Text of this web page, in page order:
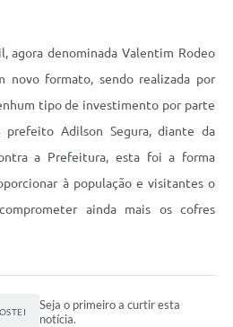
agora denominada Valentim Rodeo
novo formato, sendo realizada por
tipo de investimento por parte
prefeito Adilson Segura, diante da
a Prefeitura, esta foi a forma
à população e visitantes o
ainda mais os cofres
Seja o primeiro a curtir esta
notícia.